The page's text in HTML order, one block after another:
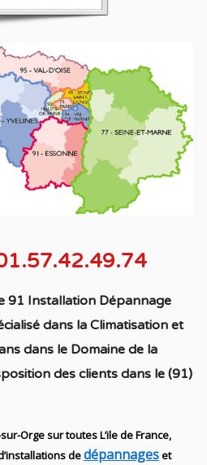
91 Installation Dépannage
dans la Climatisationet
dans le Domaine de la
des clients dans le (91)
Orge sur toutes L’ile de France,
dedépannageset